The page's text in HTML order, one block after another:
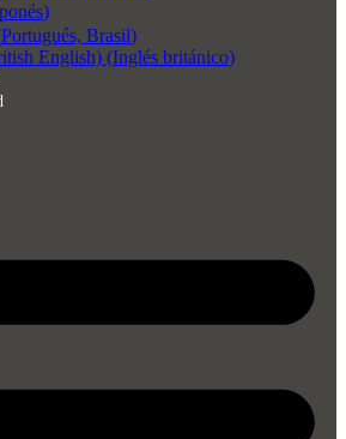
)
Portugués, Brasil)
English) (Inglés británico)